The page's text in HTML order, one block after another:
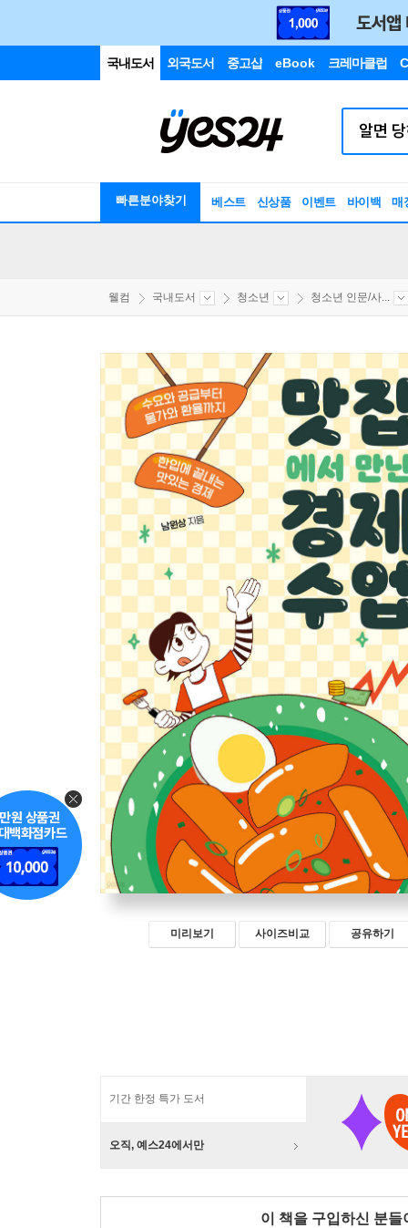
국내도서 외국도서 중고샵 eBook 크레마클럽
빠른분야찾기 베스트 신상품 이벤트 바이백 매
웰컴 국내도서 청소년 청소년 인문/사...
미리보기 사이즈비교 공유하기
기간 한정 특가 도서
오직, 예스24에서만
이 책을 구입하신 분